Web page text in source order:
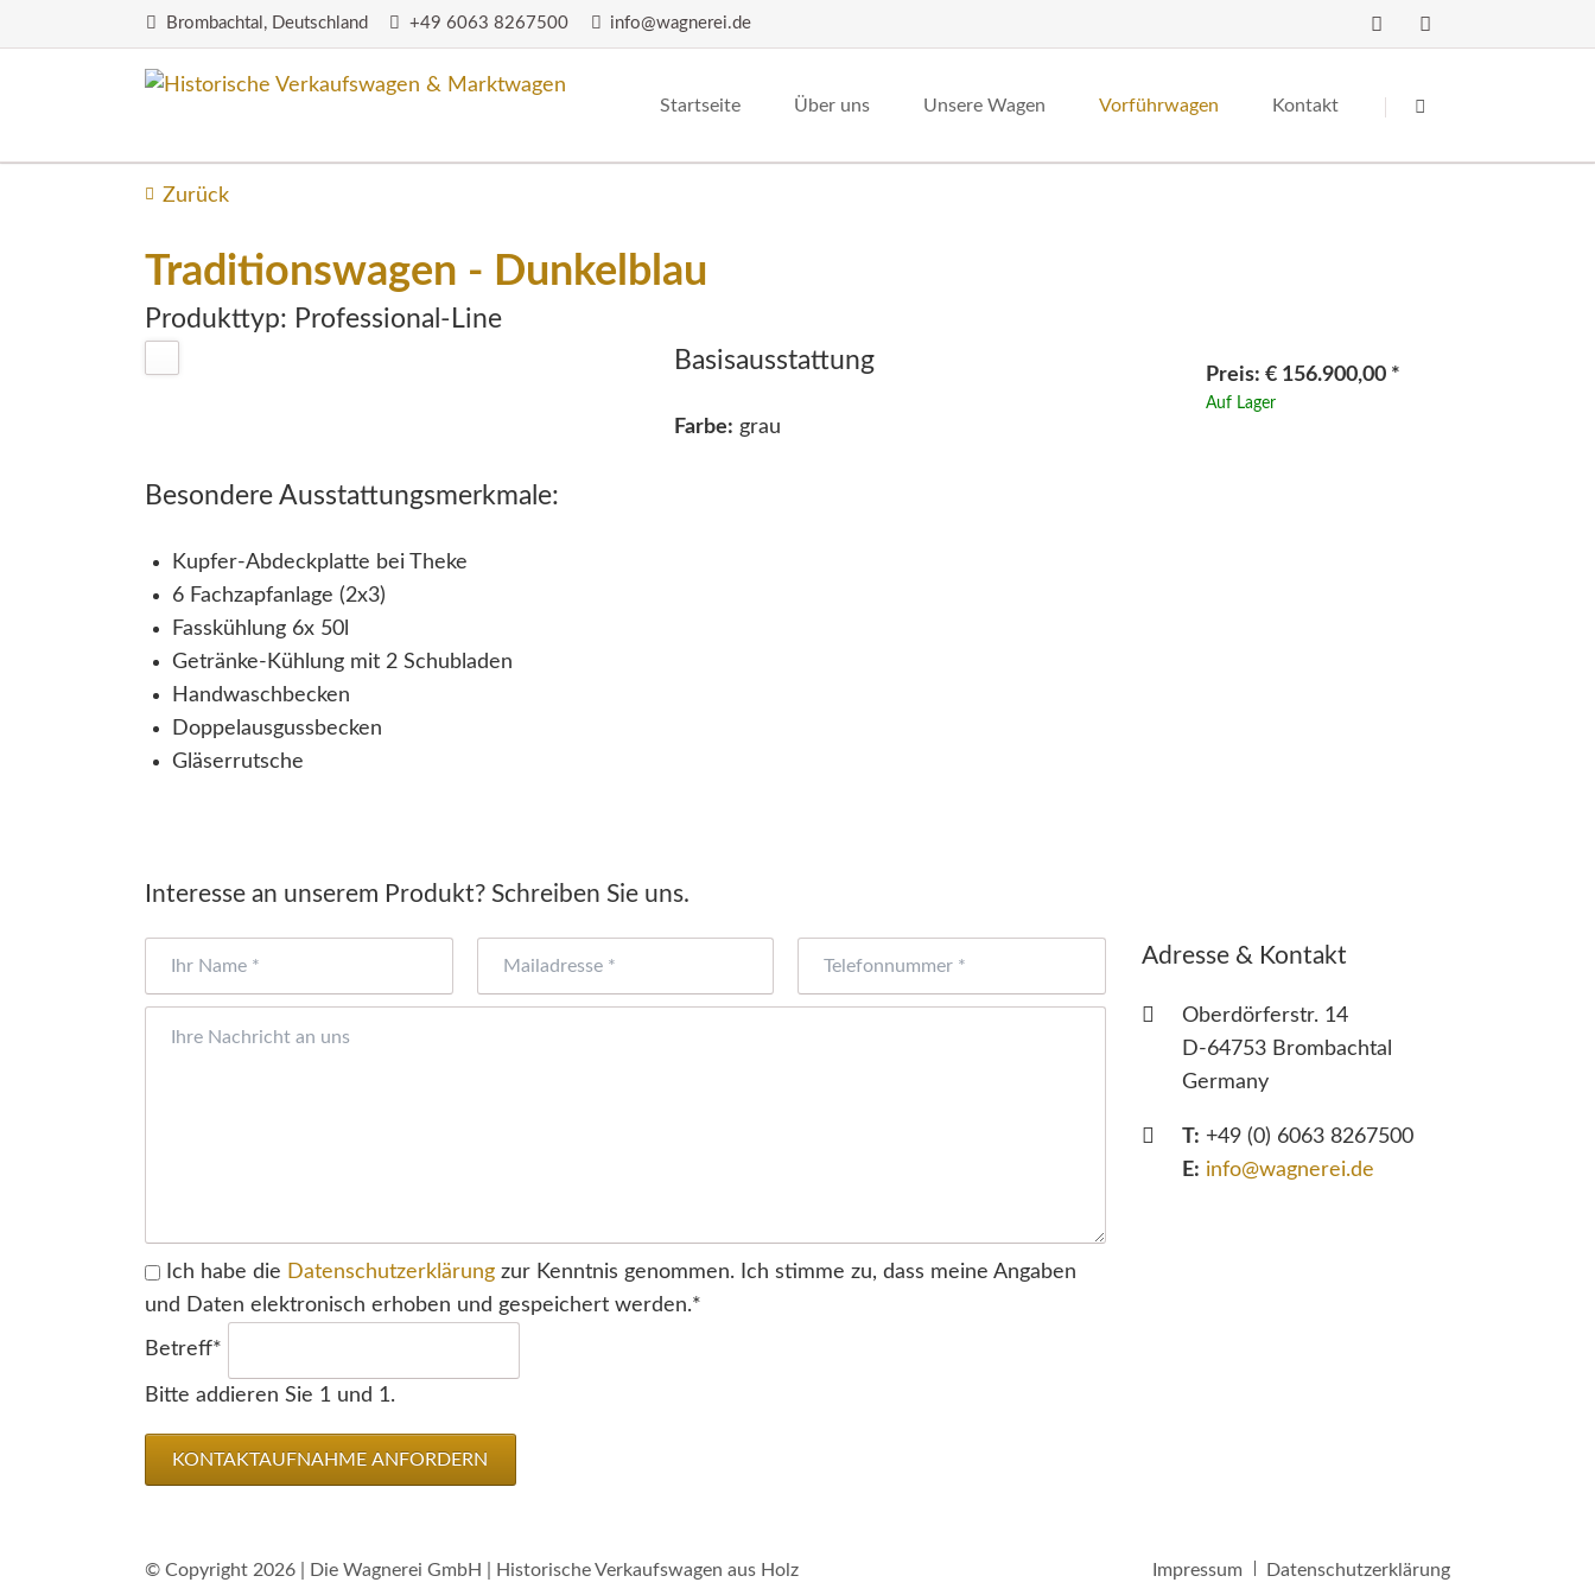
Brombachtal, Deutschland +49 6063 8267500 info@wagnerei.de
überspringen
Startseite Über uns Unsere Wagen Vorführwagen Kontakt
Zurück
Traditionswagen - Dunkelblau
Produkttyp: Professional-Line
Basisausstattung
Farbe: grau
Preis: € 156.900,00 *
Auf Lager
Besondere Ausstattungsmerkmale:
Kupfer-Abdeckplatte bei Theke
6 Fachzapfanlage (2x3)
Fasskühlung 6x 50l
Getränke-Kühlung mit 2 Schubladen
Handwaschbecken
Doppelausgussbecken
Gläserrutsche
Interesse an unserem Produkt? Schreiben Sie uns.
Pflichtfeld
Ich habe die Datenschutzerklärung zur Kenntnis genommen. Ich stimme zu, dass meine Angaben
und Daten elektronisch erhoben und gespeichert werden.*
Pflichtfeld
Betreff*
Bitte addieren Sie 1 und 1.
KONTAKTAUFNAHME ANFORDERN
Adresse & Kontakt
Oberdörferstr. 14
D-64753 Brombachtal
Germany
T: +49 (0) 6063 8267500
E: info@wagnerei.de
© Copyright 2026 | Die Wagnerei GmbH | Historische Verkaufswagen aus Holz
Navigation
Impressum Datenschutzerklärung